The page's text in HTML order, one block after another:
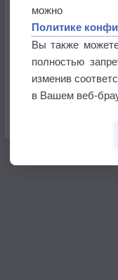
В
бабочек
Погода в
можно
Политике
Вы также
полностью
изменив
в Вашем веб-